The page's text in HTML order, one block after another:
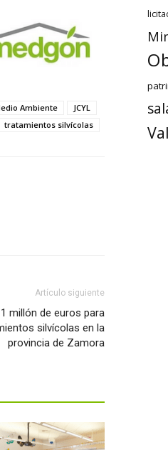
Ambiente
JCYL
tratamientos silvícolas
Artículo siguiente
millón de euros para
silvícolas en la
provincia de Zamora